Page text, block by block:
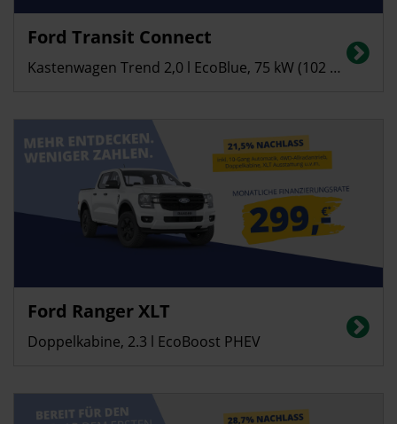
Ford Transit Connect
Kastenwagen Trend 2,0 l EcoBlue, 75 kW (102 PS), inkl. Anhängevorrichtung
Ford Ranger XLT
Doppelkabine, 2.3 l EcoBoost PHEV